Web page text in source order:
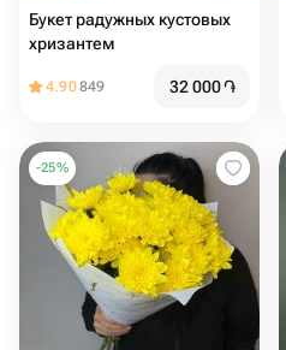
Букет радужных кустовых
хризантем
4.90849 32 000֏
-25%